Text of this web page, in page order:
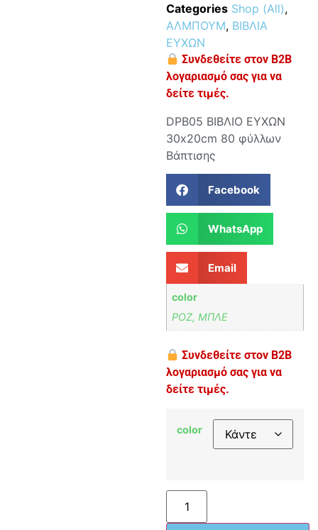
Categories Shop (All),
ΑΛΜΠΟΥΜ, ΒΙΒΛΙΑ
ΕΥΧΩΝ
Συνδεθείτε στον B2B
λογαριασμό σας για να
δείτε τιμές.
DPB05 ΒΙΒΛΙΟ ΕΥΧΩΝ
30x20cm 80 φύλλων
Βάπτισης
Facebook
WhatsApp
Email
color
ΡΟΖ, ΜΠΛΕ
Συνδεθείτε στον B2B
λογαριασμό σας για να
δείτε τιμές.
color